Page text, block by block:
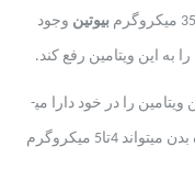
بیوتین وجود
به این ویتامین رفع کند.
را در خود دارا می­
میکروگرم